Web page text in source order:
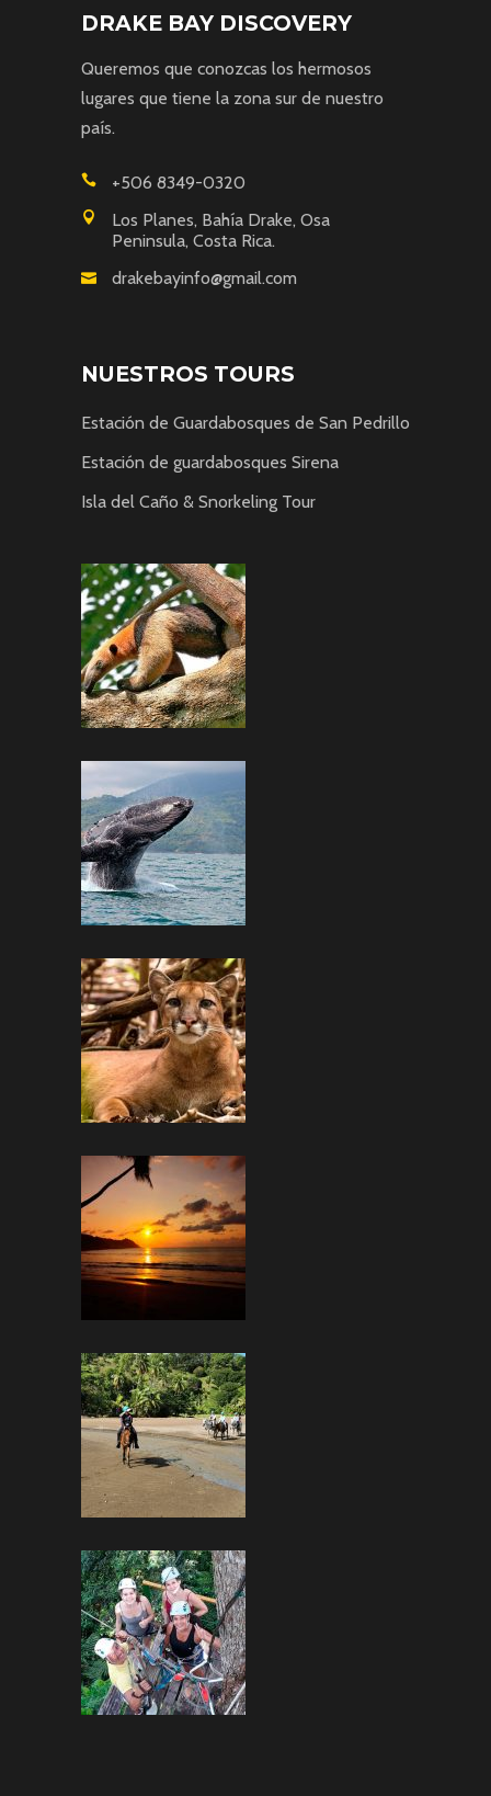
DRAKE BAY DISCOVERY
Queremos que conozcas los hermosos
lugares que tiene la zona sur de nuestro
país.
+506 8349-0320
Los Planes, Bahía Drake, Osa
Peninsula, Costa Rica.
drakebayinfo@gmail.com
NUESTROS TOURS
Estación de Guardabosques de San Pedrillo
Estación de guardabosques Sirena
Isla del Caño & Snorkeling Tour